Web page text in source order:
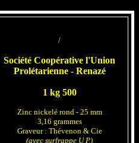
/
Société Coopérative l'Union
Prolétarienne - Renazé
1 kg 500
Zinc nickelé rond - 25 mm
3,16 grammes
Graveur : Thévenon & Cie
(avec surfrappe U P)